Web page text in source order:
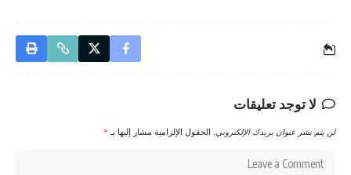
لا توجد تعليقات
لن يتم نشر عنوان بريدك الإلكتروني. الحقول الإلزامية مشار إليها بـ *